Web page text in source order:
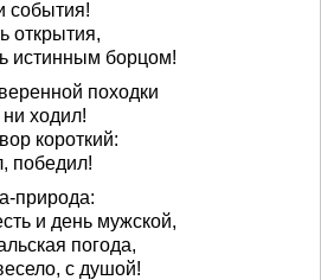
события!
открытия,
истинным борцом!
походки
ходил!
короткий:
победил!
природа:
и день мужской,
погода,
с душой!